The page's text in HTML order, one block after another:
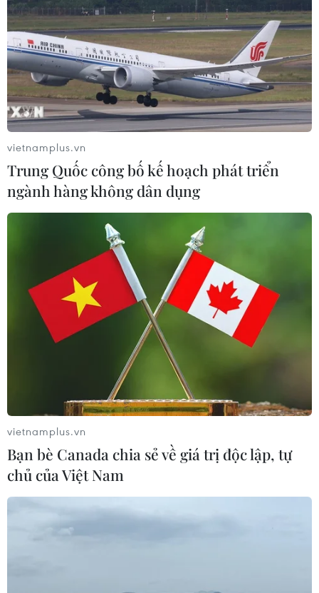
vietnamplus.vn
Trung Quốc công bố kế hoạch phát triển
ngành hàng không dân dụng
vietnamplus.vn
Bạn bè Canada chia sẻ về giá trị độc lập, tự
chủ của Việt Nam